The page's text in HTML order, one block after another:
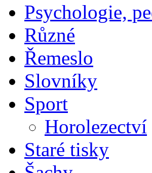
Psychologie,
Různé
Řemeslo
Slovníky
Sport
Horolezectví
Staré tisky